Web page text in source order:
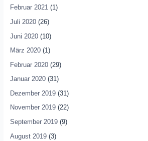
Februar 2021(1)
Juli 2020(26)
Juni 2020(10)
März 2020(1)
Februar 2020(29)
Januar 2020(31)
Dezember 2019(31)
November 2019(22)
September 2019(9)
August 2019(3)